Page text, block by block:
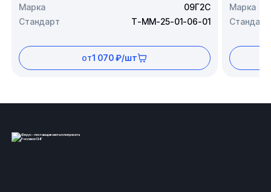
Марка
09Г2С
Стандарт
Т-ММ-25-01-06-01
от1 070 ₽/шт
Марка
Стандарт